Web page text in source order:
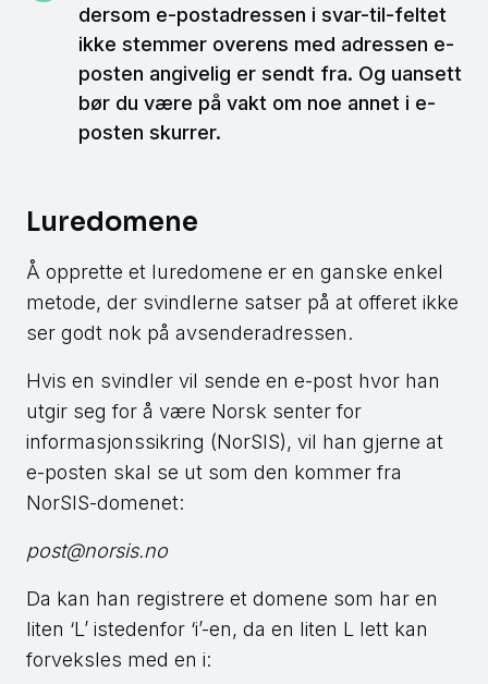
dersom e-postadressen i svar-til-feltet
ikke stemmer overens med adressen e-
posten angivelig er sendt fra. Og uansett
bør du være på vakt om noe annet i e-
posten skurrer.
Luredomene
Å opprette et luredomene er en ganske enkel
metode, der svindlerne satser på at offeret ikke
ser godt nok på avsenderadressen.
Hvis en svindler vil sende en e-post hvor han
utgir seg for å være Norsk senter for
informasjonssikring (NorSIS), vil han gjerne at
e-posten skal se ut som den kommer fra
NorSIS-domenet:
post@norsis.no
Da kan han registrere et domene som har en
liten ‘L’ istedenfor ‘i’-en, da en liten L lett kan
forveksles med en i: